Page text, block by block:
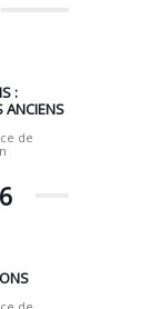
:
ANCIENS
de